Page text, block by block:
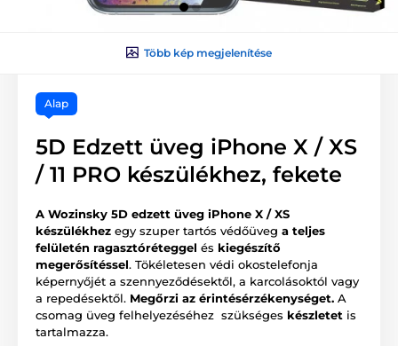
Több kép megjelenítése
Alap
5D Edzett üveg iPhone X / XS
/ 11 PRO készülékhez, fekete
A Wozinsky 5D edzett üveg iPhone X / XS
készülékhez egy szuper tartós védőüveg a teljes
felületén ragasztóréteggel és kiegészítő
megerősítéssel. Tökéletesen védi okostelefonja
képernyőjét a szennyeződésektől, a karcolásoktól vagy
a repedésektől. Megőrzi az érintésérzékenységet. A
csomag üveg felhelyezéséhez szükséges készletet is
tartalmazza.